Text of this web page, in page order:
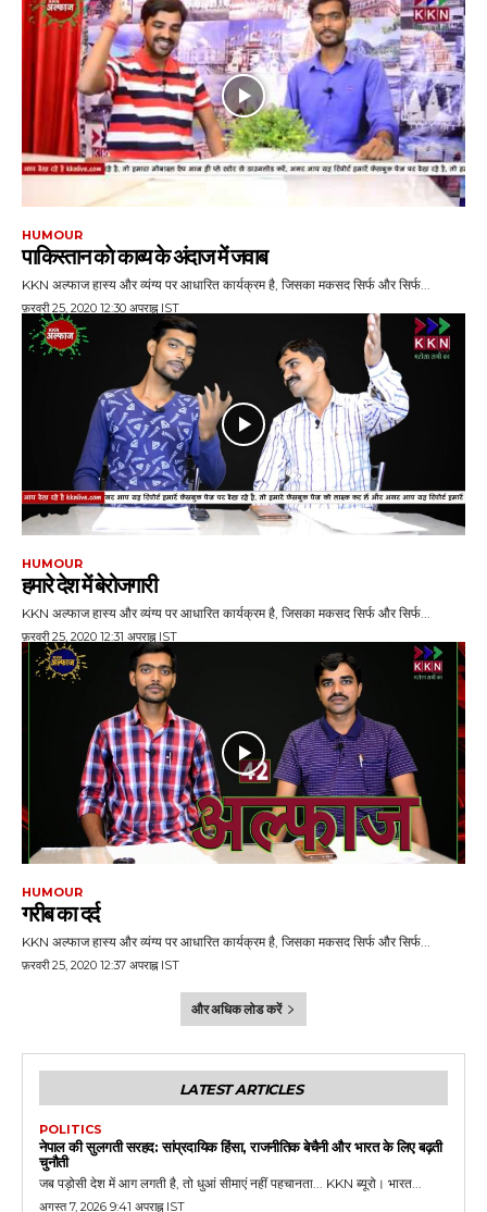
HUMOUR
पाकि‍स्‍तान काे काव्‍य के अंदाज में जवाब
KKN अल्फाज हास्य और व्यंग्य पर आधारित कार्यक्रम है, जिसका मकसद सिर्फ और सिर्फ...
फ़रवरी 25, 2020 12:30 अपराह्न IST
HUMOUR
हमारे देश में बेरोजगारी
KKN अल्फाज हास्य और व्यंग्य पर आधारित कार्यक्रम है, जिसका मकसद सिर्फ और सिर्फ...
फ़रवरी 25, 2020 12:31 अपराह्न IST
HUMOUR
गरीब का दर्द
KKN अल्फाज हास्य और व्यंग्य पर आधारित कार्यक्रम है, जिसका मकसद सिर्फ और सिर्फ...
फ़रवरी 25, 2020 12:37 अपराह्न IST
और अधिक लोड करें
LATEST ARTICLES
POLITICS
नेपाल की सुलगती सरहद: सांप्रदायिक हिंसा, राजनीतिक बेचैनी और भारत के लिए बढ़ती
चुनौती
जब पड़ोसी देश में आग लगती है, तो धुआं सीमाएं नहीं पहचानता... KKN ब्यूरो। भारत...
अगस्त 7, 2026 9:41 अपराह्न IST